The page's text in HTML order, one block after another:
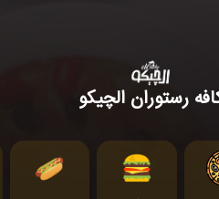
رستوران الچیکو